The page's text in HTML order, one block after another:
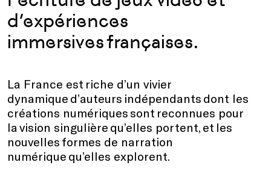
d’expériences
immersives françaises.
La France est riche d’un vivier
dynamique d’auteurs indépendants dont les
créations numériques sont reconnues pour
la vision singulière qu’elles portent, et les
nouvelles formes de narration
numérique qu’elles explorent.